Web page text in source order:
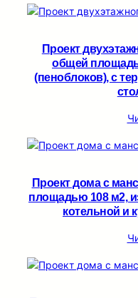
Проект
общей
(пеноблоков), c
Проект дома с
площадью 108 м2,
котельной и